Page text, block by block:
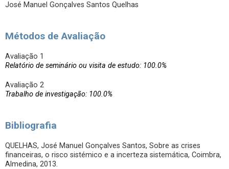
José Manuel Gonçalves Santos Quelhas
Métodos de Avaliação
Avaliação 1
Relatório de seminário ou visita de estudo: 100.0%
Avaliação 2
Trabalho de investigação: 100.0%
Bibliografia
QUELHAS, José Manuel Gonçalves Santos, Sobre as crises
financeiras, o risco sistémico e a incerteza sistemática, Coimbra,
Almedina, 2013.